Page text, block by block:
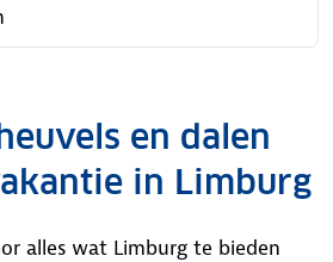
en dalen
in Limburg
alles wat Limburg te bieden